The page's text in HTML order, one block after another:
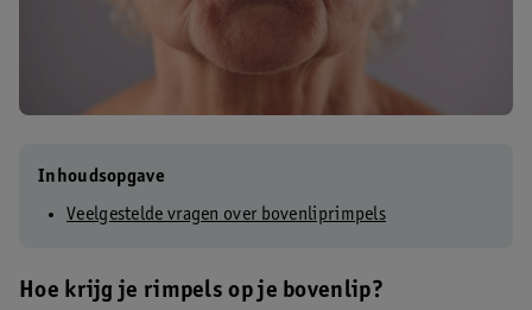
Inhoudsopgave
Veelgestelde vragen over bovenliprimpels
Hoe krijg je rimpels op je bovenlip?